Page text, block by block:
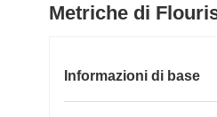
Metriche di
Informazioni di base